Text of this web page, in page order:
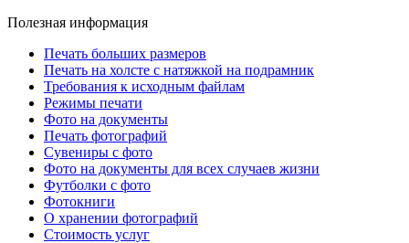
Полезная информация
Печать больших размеров
Печать на холсте c натяжкой на подрамник
Требования к исходным файлам
Режимы печати
Фото на документы
Печать фотографий
Сувениры с фото
Фото на документы для всех случаев жизни
Футболки с фото
Фотокниги
О хранении фотографий
Стоимость услуг